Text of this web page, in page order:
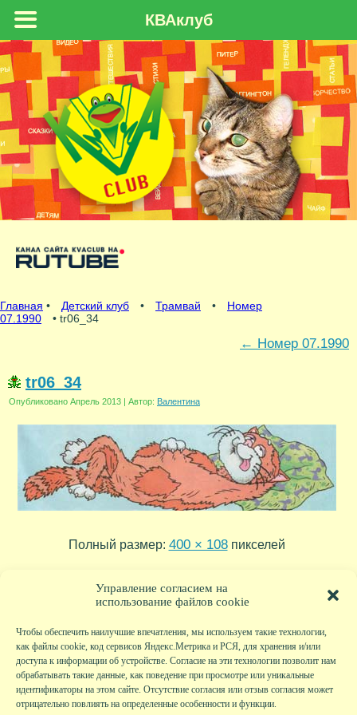
Управление согласием на
использование файлов cookie
Чтобы обеспечить наилучшие впечатления, мы используем такие технологии,
как файлы cookie, код сервисов Яндекс.Метрика и РСЯ, для хранения и/или
доступа к информации об устройстве. Согласие на эти технологии позволит нам
обрабатывать такие данные, как поведение при просмотре или уникальные
идентификаторы на этом сайте. Отсутствие согласия или отзыв согласия может
отрицательно повлиять на определенные особенности и функции.
Главная • Детский клуб • Трамвай •
Номер
07.1990
• tr06_34
← Номер 07.1990
tr06_34
Опубликовано Апрель 2013 | Автор: Валентина
Полный размер: 400 × 108пикселей
КВАклуб